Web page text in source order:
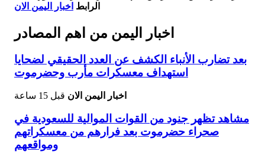
الرابط اخبار اليمن الان
اخبار اليمن من اهم المصادر
بعد تضارب الأنباء الكشف عن العدد الحقيقي لضحايا
استهداف معسكرات مأرب وحضرموت
اخبار اليمن الان قبل 15 ساعة
مشاهد تظهر جنود من القوات الموالية للسعودية في
صحراء حضرموت بعد فرارهم من معسكراتهم
ومواقعهم